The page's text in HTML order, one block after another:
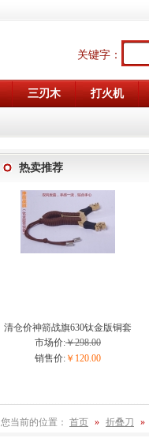
关键字：
三刃木 打火机
热卖推荐
清仓价神箭战旗630钛金版铜套
弓眼反曲球卡六股弹弓
市场价:￥298.00
销售价: ￥120.00
您当前的位置： 首页 » 折叠刀 »